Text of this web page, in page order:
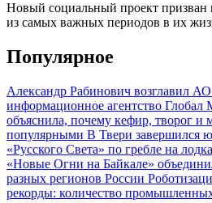
Новый социальный проект
из самых важных периодов в их
Популярное
Александр Рабинович возглавил
информационное агентство Глобал
объяснила, почему кефир, творог и
популярными В Твери завершился
«Русского Света» по гребле на
«Новые Огни на Байкале»
разных регионов России
рекорды: количество